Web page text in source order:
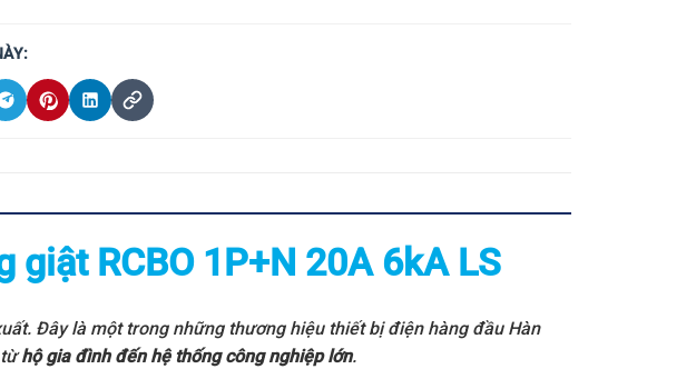
RCBO 1P+N 20A 6kA LS
Đây là một trong những thương hiệu thiết bị điện hàng đầu Hàn
từhộ gia đình đến hệ thống công nghiệp lớn.